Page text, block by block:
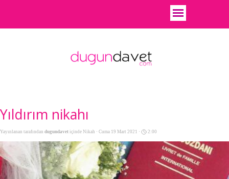
Yıldırım nikahı
Yayınlanan tarafından dugundavet içinde Nikah · Cuma 19 Mart 2021 · 2:00